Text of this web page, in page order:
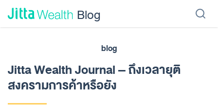
Skip to content - ข้ามไปที่เนื้อหา
Blog
ลงทุนอัตโนมัติ
blog
Jitta Wealth Journal – ถึงเวลายุติ
สงครามการค้าหรือยัง